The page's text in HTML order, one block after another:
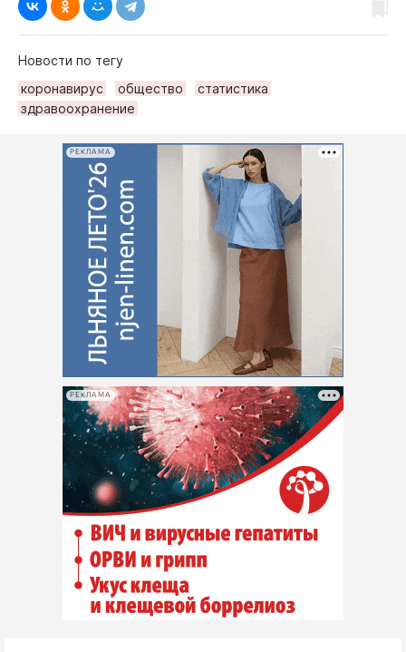
Новости по тегу
коронавирус
общество
статистика
здравоохранение
РЕКЛАМА
РЕКЛАМА